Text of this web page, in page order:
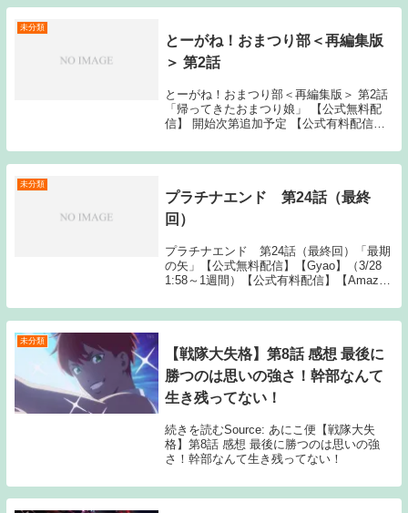
未分類
とーがね！おまつり部＜再編集版
＞ 第2話
とーがね！おまつり部＜再編集版＞ 第2話
「帰ってきたおまつり娘」 【公式無料配
信】 開始次第追加予定 【公式有料配信】
再編集版＞ 動画一覧TOPへSource: New
feedとーがね！おまつり部...
未分類
プラチナエンド 第24話（最終
回）
プラチナエンド 第24話（最終回）「最期
の矢」【公式無料配信】【Gyao】（3/28
1:58～1週間）【公式有料配信】【Amazon
Source: New feedプラチナエンド 第24話
（最終回）
未分類
【戦隊大失格】第8話 感想 最後に
勝つのは思いの強さ！幹部なんて
生き残ってない！
続きを読むSource: あにこ便【戦隊大失
格】第8話 感想 最後に勝つのは思いの強
さ！幹部なんて生き残ってない！